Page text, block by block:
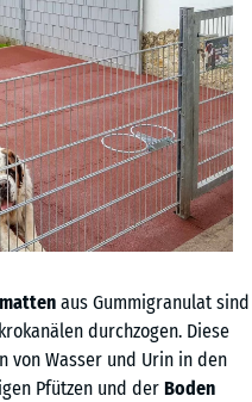
aus Gummigranulat sind
durchzogen. Diese
von Wasser und Urin in den
Pfützen und der Boden